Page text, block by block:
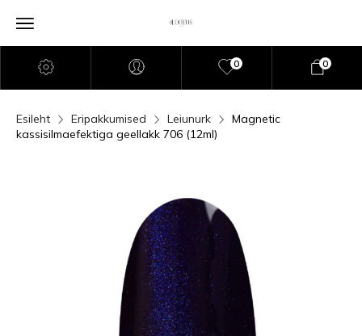
0 0
Esileht Eripakkumised Leiunurk
Magnetic
kassisilmaefektiga geellakk 706 (12ml)